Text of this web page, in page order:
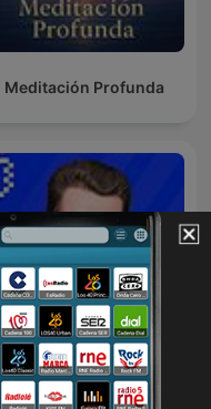
Meditación Profunda
Inversión Racional
Podcast